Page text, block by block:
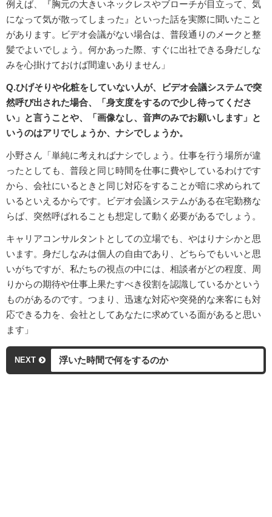
例えば、『胸元の大きいネックレスやブローチが目立って、気
になって気が散ってしまった』といった話を実際に聞いたこと
があります。ビデオ会議がない場合は、普段通りのメークと整
髪でよいでしょう。何かあった際、すぐに出社できる身だしな
みを心掛けておけば間違いありません」
Q.ひげそりや化粧をしていない人が、ビデオ会議システムで突
然呼び出された場合、「身支度をするので少し待ってくださ
い」と言うことや、「画像なし、音声のみでお願いします」と
いうのはアリでしょうか、ナシでしょうか。
小野さん「単純に考えればナシでしょう。仕事を行う場所が違
ったとしても、普段と同じ時間を仕事に費やしているわけです
から、会社にいるときと同じ対応をすることが暗に求められて
いるといえるからです。ビデオ会議システムがある在宅勤務な
らば、突然呼ばれることも想定して動く必要があるでしょう。
キャリアコンサルタントとしての立場でも、やはりナシかと思
います。身だしなみは個人の自由であり、どちらでもいいと思
いがちですが、私たちの視点の中には、相談者がどの程度、周
りからの期待や仕事上果たすべき役割を認識しているかという
ものがあるのです。つまり、迅速な対応や突発的な来客にも対
応できる力を、会社としてあなたに求めている面があると思い
ます」
NEXT 浮いた時間で何をするのか